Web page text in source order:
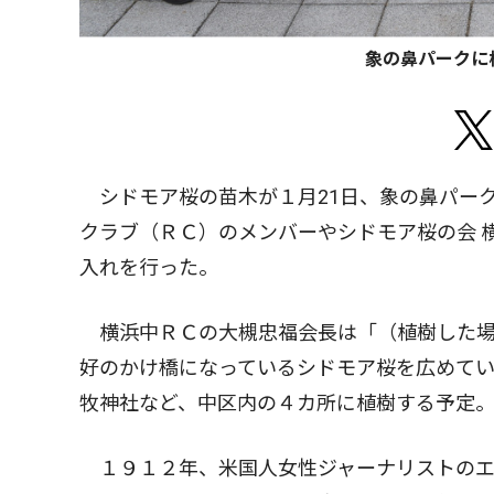
象の鼻パーク
シドモア桜の苗木が１月21日、象の鼻パー
クラブ（ＲＣ）のメンバーやシドモア桜の会
入れを行った。
横浜中ＲＣの大槻忠福会長は「（植樹した
好のかけ橋になっているシドモア桜を広めて
牧神社など、中区内の４カ所に植樹する予定。
１９１２年、米国人女性ジャーナリストの